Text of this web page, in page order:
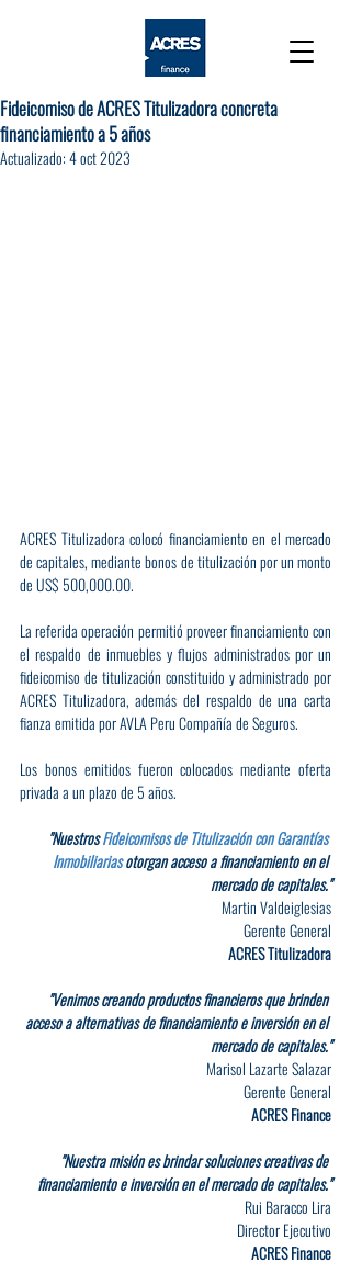
Fideicomiso de ACRES Titulizadora concreta
financiamiento a 5 años
Actualizado:4 oct 2023
ACRES Titulizadora colocó financiamiento en el mercado
de capitales, mediante bonos de titulización por un monto
de US$ 500,000.00.
La referida operación permitió proveer financiamiento con
el respaldo de inmuebles y flujos administrados por un
fideicomiso de titulización constituido y administrado por
ACRES Titulizadora, además del respaldo de una carta
fianza emitida por AVLA Peru Compañía de Seguros.
Los bonos emitidos fueron colocados mediante oferta
privada a un plazo de 5 años.
"Nuestros Fideicomisos de Titulización con Garantías
Inmobiliarias otorgan acceso a financiamiento en el
mercado de capitales."
Martin Valdeiglesias
Gerente General
ACRES Titulizadora
"Venimos creando productos financieros que brinden
acceso a alternativas de financiamiento e inversión en el
mercado de capitales."
Marisol Lazarte Salazar
Gerente General
ACRES Finance
"Nuestra misión es brindar soluciones creativas de
financiamiento e inversión en el mercado de capitales."
Rui Baracco Lira
Director Ejecutivo
ACRES Finance